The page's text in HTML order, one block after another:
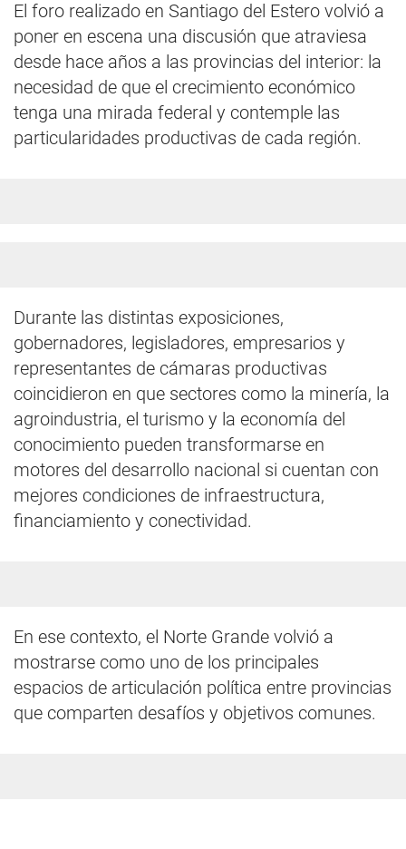
El foro realizado en Santiago del Estero volvió a
poner en escena una discusión que atraviesa
desde hace años a las provincias del interior: la
necesidad de que el crecimiento económico
tenga una mirada federal y contemple las
particularidades productivas de cada región.
Durante las distintas exposiciones,
gobernadores, legisladores, empresarios y
representantes de cámaras productivas
coincidieron en que sectores como la minería, la
agroindustria, el turismo y la economía del
conocimiento pueden transformarse en
motores del desarrollo nacional si cuentan con
mejores condiciones de infraestructura,
financiamiento y conectividad.
En ese contexto, el Norte Grande volvió a
mostrarse como uno de los principales
espacios de articulación política entre provincias
que comparten desafíos y objetivos comunes.